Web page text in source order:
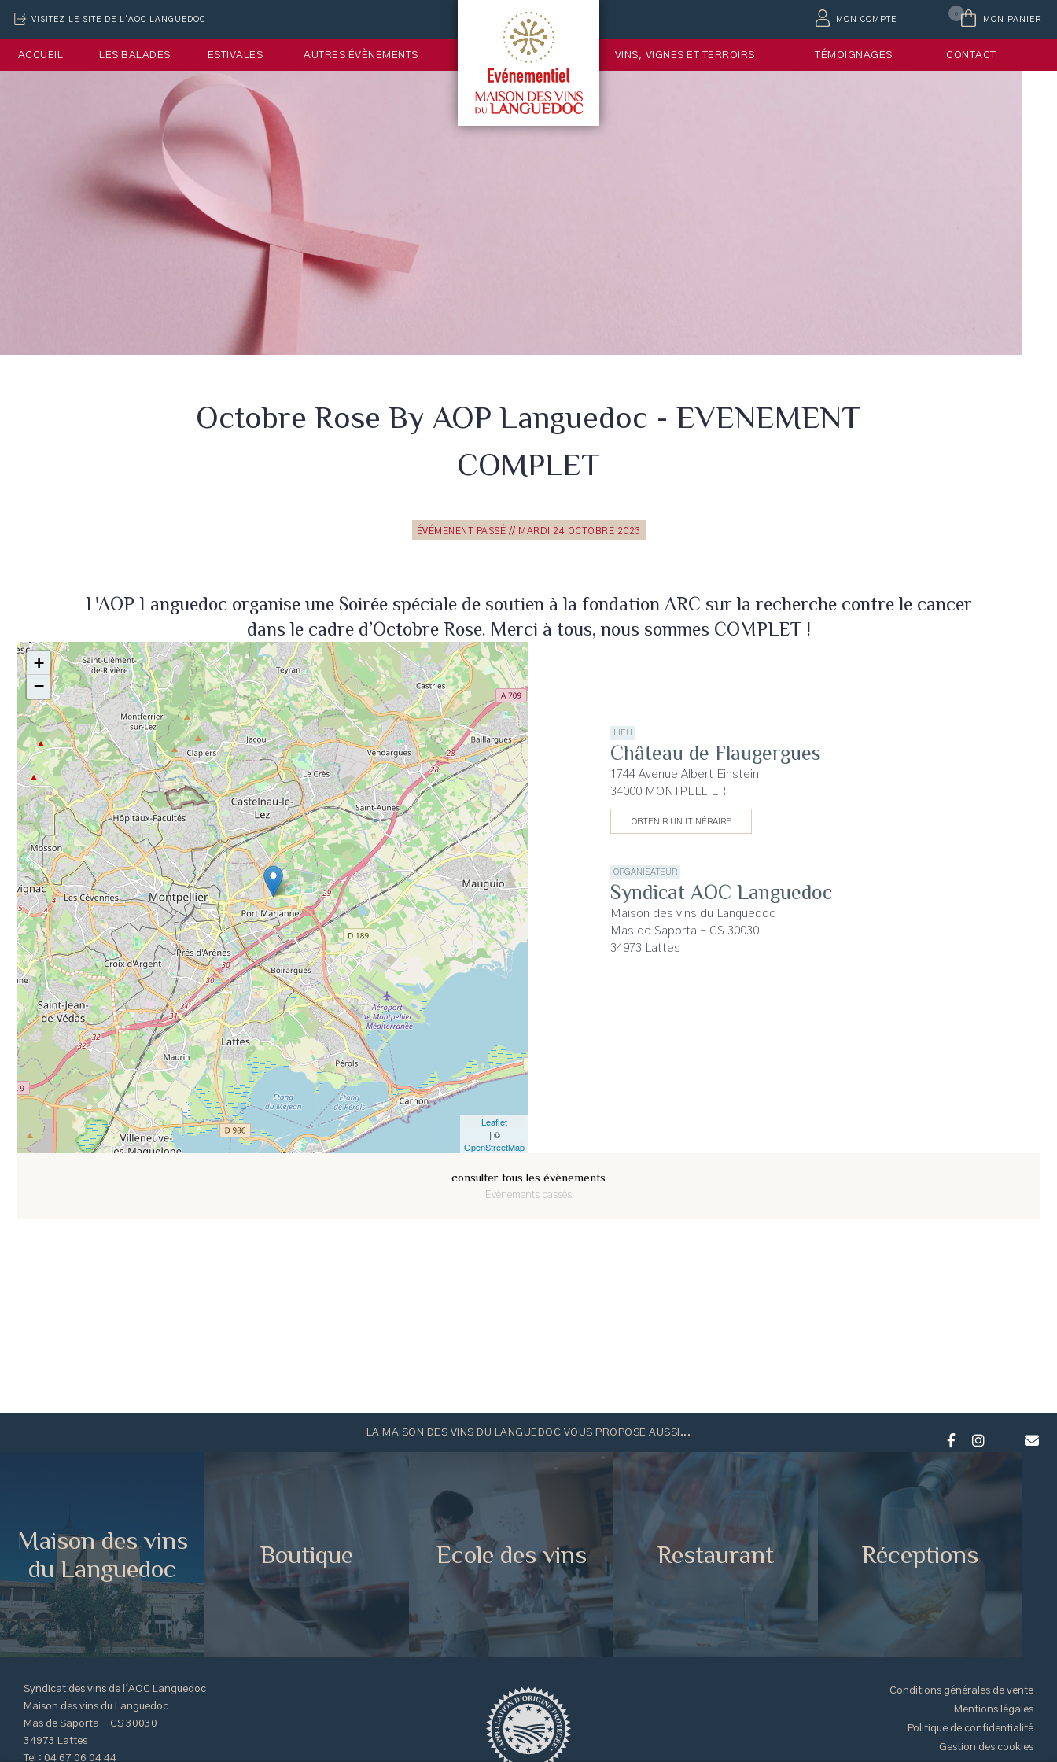
VISITEZ LE SITE DE L'AOC LANGUEDOC MON COMPTE MON PANIER
0
ACCUEIL LES BALADES ESTIVALES AUTRES ÉVÈNEMENTS VINS, VIGNES ET TERROIRS TÉMOIGNAGES CONTACT
Octobre Rose By AOP Languedoc - EVENEMENT
COMPLET
ÉVÉMENENT PASSÉ // MARDI 24 OCTOBRE 2023
L'AOP Languedoc organise une Soirée spéciale de soutien à la fondation ARC sur la recherche contre le cancer
dans le cadre d’Octobre Rose. Merci à tous, nous sommes COMPLET !
+
−
Leaflet
| ©
OpenStreetMap
LIEU
Château de Flaugergues
1744 Avenue Albert Einstein
34000 MONTPELLIER
OBTENIR UN ITINÉRAIRE
ORGANISATEUR
Syndicat AOC Languedoc
Maison des vins du Languedoc
Mas de Saporta - CS 30030
34973 Lattes
consulter tous les évènements
Evénements passés
LA MAISON DES VINS DU LANGUEDOC VOUS PROPOSE AUSSI...
Maison des vins
du Languedoc
Boutique Ecole des vins Restaurant Réceptions
Syndicat des vins de l'AOC Languedoc
Maison des vins du Languedoc
Mas de Saporta - CS 30030
34973 Lattes
Tel : 04 67 06 04 44
Conditions générales de vente
Mentions légales
Politique de confidentialité
Gestion des cookies